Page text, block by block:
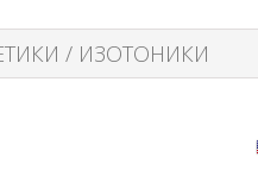
/ ИЗОТОНИКИ